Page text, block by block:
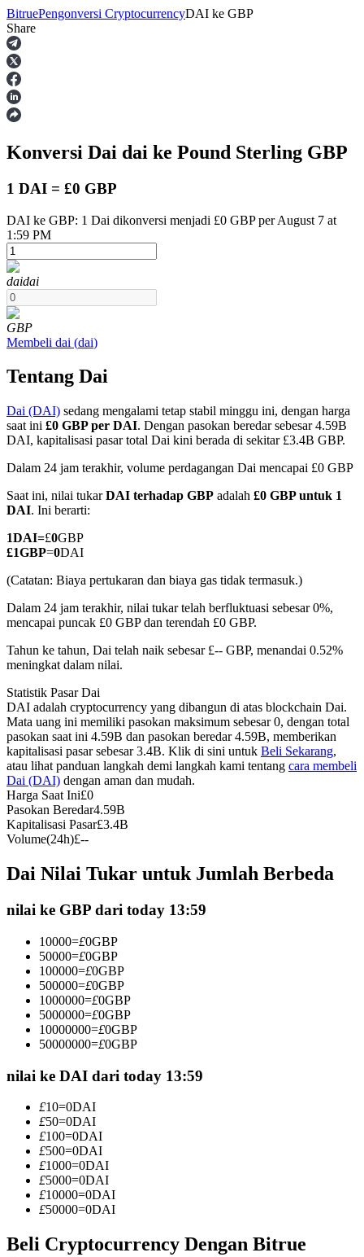
Berjangka
USDT Berjangka
COIN-M Berjangka
Mata Uang Kripto Berjangka
Derivatif saham, forex, logam mulia, dan komoditas
USDC Berjangka
Kontrak berjangka menggunakan USDC sebagai jaminannya
Copy Trading
Bergabunglah dengan pedagang top
Menjadi Pedagang Salinan
Nikmati pembagian keuntungan dan komisi copy trading
BitruePengonversi CryptocurrencyDAI ke GBP
Share
Konversi Dai dai ke Pound Sterling GBP
1 DAI = £0 GBP
DAI ke GBP: 1 Dai dikonversi menjadi £0 GBP per August 7 at
1:59 PM
daidai
GBP
Membeli dai (dai)
Tentang Dai
Dai (DAI) sedang mengalami tetap stabil minggu ini, dengan harga
saat ini £0 GBP per DAI. Dengan pasokan beredar sebesar 4.59B
DAI, kapitalisasi pasar total Dai kini berada di sekitar £3.4B GBP.
Dalam 24 jam terakhir, volume perdagangan Dai mencapai £0 GBP
Saat ini, nilai tukarDAI terhadap GBP adalah £0 GBP untuk 1
DAI. Ini berarti:
1DAI=£0GBP
£1GBP=0DAI
(Catatan: Biaya pertukaran dan biaya gas tidak termasuk.)
Dalam 24 jam terakhir, nilai tukar telah berfluktuasi sebesar 0%,
mencapai puncak £0 GBP dan terendah £0 GBP.
Tahun ke tahun, Dai telah naik sebesar £-- GBP, menandai 0.52%
meningkat dalam nilai.
Statistik Pasar Dai
DAI adalah cryptocurrency yang dibangun di atas blockchain Dai.
Mata uang ini memiliki pasokan maksimum sebesar 0, dengan total
pasokan saat ini 4.59B dan pasokan beredar 4.59B, memberikan
kapitalisasi pasar sebesar 3.4B. Klik di sini untuk Beli Sekarang,
atau lihat panduan langkah demi langkah kami tentang cara membeli
Dai (DAI) dengan aman dan mudah.
Harga Saat Ini£0
Pasokan Beredar4.59B
Kapitalisasi Pasar£3.4B
Volume(24h)£--
Dai Nilai Tukar untuk Jumlah Berbeda
nilai ke GBP dari today 13:59
10000=£0GBP
50000=£0GBP
100000=£0GBP
500000=£0GBP
1000000=£0GBP
5000000=£0GBP
10000000=£0GBP
50000000=£0GBP
nilai ke DAI dari today 13:59
£10=0DAI
£50=0DAI
£100=0DAI
£500=0DAI
£1000=0DAI
£5000=0DAI
£10000=0DAI
£50000=0DAI
Beli Cryptocurrency Dengan Bitrue